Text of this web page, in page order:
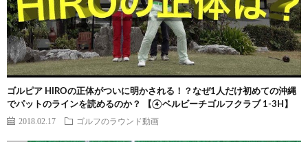
ゴルピア HIROの正体がついに明かされる！？なぜ1人だけ初めての沖縄
でパットのラインを読めるのか？ 【④ベルビーチゴルフクラブ 1-3H】
2018.02.17 ゴルフのラウンド動画